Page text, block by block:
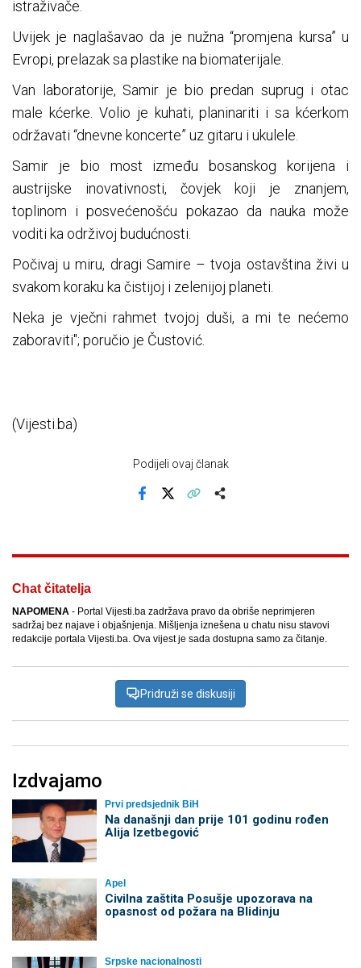
istraživače.
Uvijek je naglašavao da je nužna “promjena kursa” u
Evropi, prelazak sa plastike na biomaterijale.
Van laboratorije, Samir je bio predan suprug i otac
male kćerke. Volio je kuhati, planinariti i sa kćerkom
održavati “dnevne koncerte” uz gitaru i ukulele.
Samir je bio most između bosanskog korijena i
austrijske inovativnosti, čovjek koji je znanjem,
toplinom i posvećenošću pokazao da nauka može
voditi ka održivoj budućnosti.
Počivaj u miru, dragi Samire – tvoja ostavština živi u
svakom koraku ka čistijoj i zelenijoj planeti.
Neka je vječni rahmet tvojoj duši, a mi te nećemo
zaboraviti"; poručio je Čustović.
(Vijesti.ba)
Podijeli ovaj članak
Chat čitatelja
NAPOMENA - Portal Vijesti.ba zadržava pravo da obriše neprimjeren
sadržaj bez najave i objašnjenja. Mišljenja iznešena u chatu nisu stavovi
redakcije portala Vijesti.ba. Ova vijest je sada dostupna samo za čitanje.
Pridruži se diskusiji
Izdvajamo
Prvi predsjednik BiH
Na današnji dan prije 101 godinu rođen
Alija Izetbegović
Apel
Civilna zaštita Posušje upozorava na
opasnost od požara na Blidinju
Srpske nacionalnosti